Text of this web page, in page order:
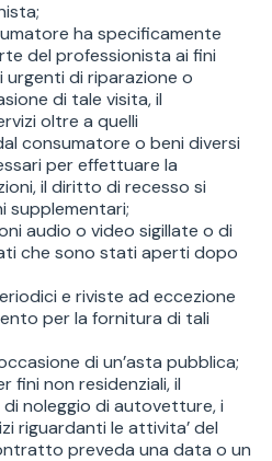
ha specificamente
del professionista ai fini
urgenti di riparazione o
di tale visita, il
oltre a quelli
consumatore o beni diversi
per effettuare la
il diritto di recesso si
supplementari;
audio o video sigillate o di
che sono stati aperti dopo
e riviste ad eccezione
per la fornitura di tali
di un’asta pubblica;
fini non residenziali, il
noleggio di autovetture, i
riguardanti le attivita’ del
preveda una data o un